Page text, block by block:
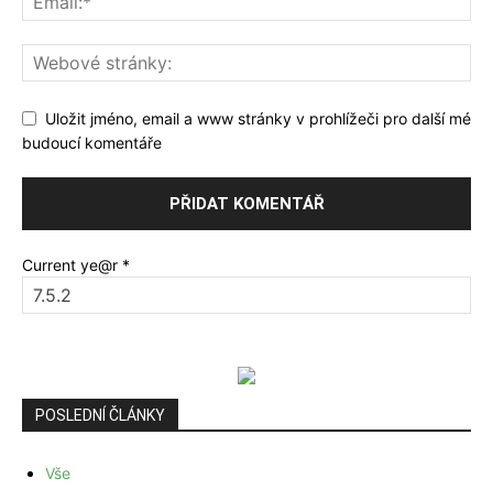
Uložit jméno, email a www stránky v prohlížeči pro další mé
budoucí komentáře
Current ye@r *
POSLEDNÍ ČLÁNKY
Vše